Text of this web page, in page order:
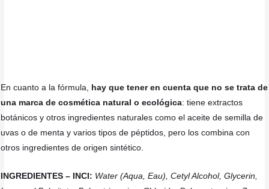
En cuanto a la fórmula,
hay que tener en cuenta que no se trata de
una marca de cosmética natural o ecológica: tiene extractos
botánicos y otros ingredientes naturales como el aceite de semilla de
uvas o de menta y varios tipos de péptidos, pero los combina con
otros ingredientes de origen sintético.
INGREDIENTES – INCI: Water (Aqua, Eau), Cetyl Alcohol, Glycerin,